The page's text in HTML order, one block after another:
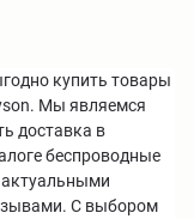
купить товары
Мы являемся
доставка в
беспроводные
С выбором